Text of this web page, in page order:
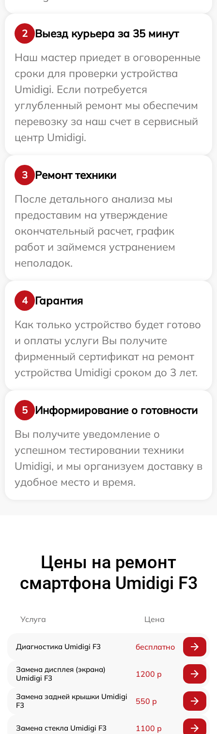
2
Выезд курьера за 35 минут
Наш мастер приедет в оговоренные
сроки для проверки устройства
Umidigi. Если потребуется
углубленный ремонт мы обеспечим
перевозку за наш счет в сервисный
центр Umidigi.
3
Ремонт техники
После детального анализа мы
предоставим на утверждение
окончательный расчет, график
работ и займемся устранением
неполадок.
4
Гарантия
Как только устройство будет готово
и оплаты услуги Вы получите
фирменный сертификат на ремонт
устройства Umidigi сроком до 3 лет.
5
Информирование о готовности
Вы получите уведомление о
успешном тестировании техники
Umidigi, и мы организуем доставку в
удобное место и время.
Цены на ремонт
смартфона Umidigi F3
Услуга Цена
Диагностика Umidigi F3 бесплатно
Замена дисплея (экрана)
Umidigi F3
1200 р
Замена задней крышки Umidigi
F3
550 р
Замена стекла Umidigi F3 1100 р